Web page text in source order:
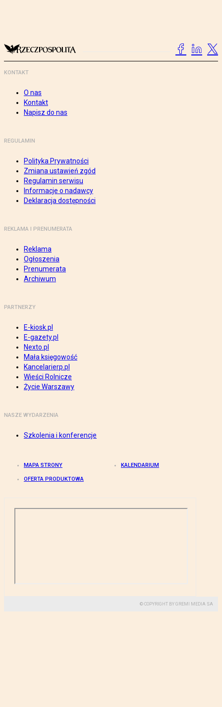
KONTAKT
O nas
Kontakt
Napisz do nas
REGULAMIN
Polityka Prywatności
Zmiana ustawień zgód
Regulamin serwisu
Informacje o nadawcy
Deklaracja dostępności
REKLAMA I PRENUMERATA
Reklama
Ogłoszenia
Prenumerata
Archiwum
PARTNERZY
E-kiosk.pl
E-gazety.pl
Nexto.pl
Mała księgowość
Kancelarierp.pl
Wieści Rolnicze
Życie Warszawy
NASZE WYDARZENIA
Szkolenia i konferencje
MAPA STRONY KALENDARIUM
OFERTA PRODUKTOWA
© COPYRIGHT BY GREMI MEDIA SA